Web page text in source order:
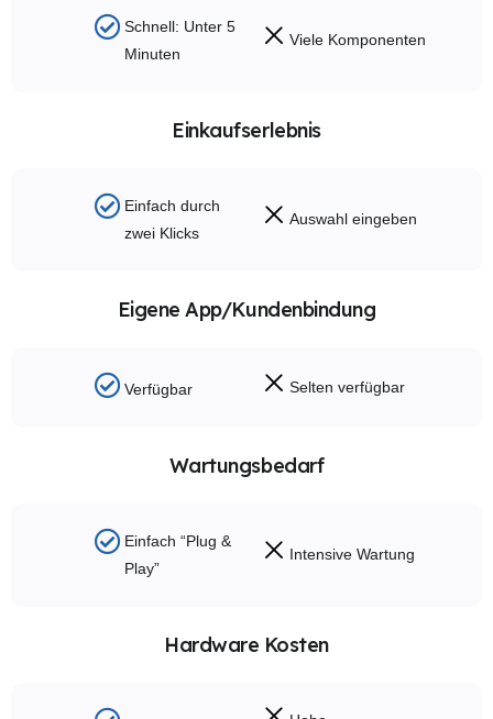
Schnell: Unter 5
Minuten
Viele Komponenten
Einkaufserlebnis
Einfach durch
zwei Klicks
Auswahl eingeben
Eigene App/Kundenbindung
Verfügbar Selten verfügbar
Wartungsbedarf
Einfach “Plug &
Play”
Intensive Wartung
Hardware Kosten